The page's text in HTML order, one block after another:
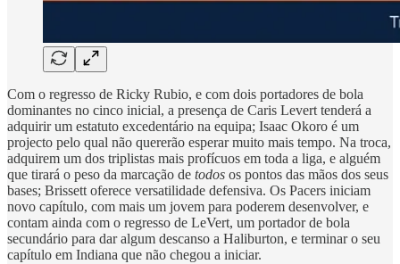
Com o regresso de Ricky Rubio, e com dois portadores de bola
dominantes no cinco inicial, a presença de Caris Levert tenderá a
adquirir um estatuto excedentário na equipa; Isaac Okoro é um
projecto pelo qual não quererão esperar muito mais tempo. Na troca,
adquirem um dos triplistas mais profícuos em toda a liga, e alguém
que tirará o peso da marcação de todos os pontos das mãos dos seus
bases; Brissett oferece versatilidade defensiva. Os Pacers iniciam
novo capítulo, com mais um jovem para poderem desenvolver, e
contam ainda com o regresso de LeVert, um portador de bola
secundário para dar algum descanso a Haliburton, e terminar o seu
capítulo em Indiana que não chegou a iniciar.